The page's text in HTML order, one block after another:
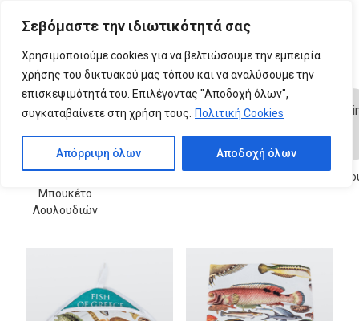
Σεβόμαστε την ιδιωτικότητά σας
Χρησιμοποιούμε cookies για να βελτιώσουμε την εμπειρία
χρήσης του δικτυακού μας τόπου και να αναλύσουμε την
επισκεψιμότητά του. Επιλέγοντας "Αποδοχή όλων",
συγκαταβαίνετε στη χρήση τους.
Πολιτική Cookies
Απόρριψη όλων Αποδοχή όλων
note:
This
website
includes
accessibility
Μπουκέτο
Λουλουδιών